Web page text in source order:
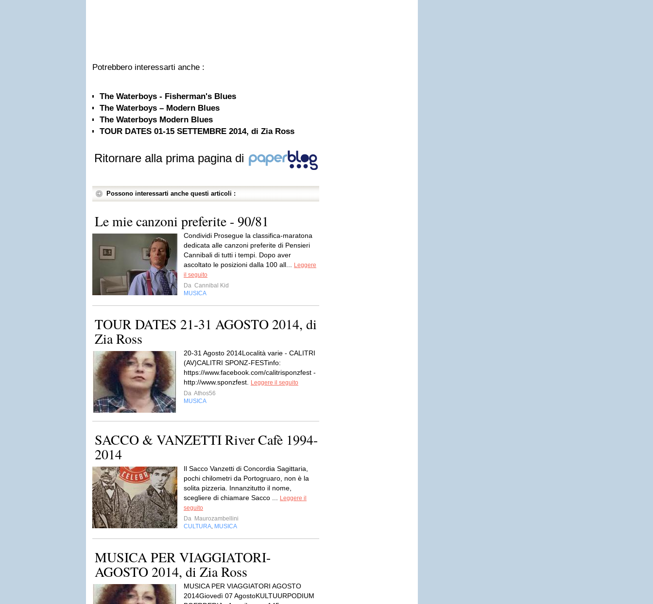
Potrebbero interessarti anche :
The Waterboys - Fisherman's Blues
The Waterboys – Modern Blues
The Waterboys Modern Blues
TOUR DATES 01-15 SETTEMBRE 2014, di Zia Ross
Ritornare alla prima pagina di
Possono interessarti anche questi articoli :
Le mie canzoni preferite - 90/81
Condividi Prosegue la classifica-maratona
dedicata alle canzoni preferite di Pensieri
Cannibali di tutti i tempi. Dopo aver
ascoltato le posizioni dalla 100 all...
Leggere
il seguito
Da Cannibal Kid
MUSICA
TOUR DATES 21-31 AGOSTO 2014, di
Zia Ross
20-31 Agosto 2014Località varie - CALITRI
(AV)CALITRI SPONZ-FESTinfo:
https://www.facebook.com/calitrisponzfest -
http://www.sponzfest.
Leggere il seguito
Da Athos56
MUSICA
SACCO & VANZETTI River Cafè 1994-
2014
Il Sacco Vanzetti di Concordia Sagittaria,
pochi chilometri da Portogruaro, non è la
solita pizzeria. Innanzitutto il nome,
scegliere di chiamare Sacco ...
Leggere il
seguito
Da Maurozambellini
CULTURA MUSICA
MUSICA PER VIAGGIATORI-
AGOSTO 2014, di Zia Ross
MUSICA PER VIAGGIATORI AGOSTO
2014Giovedì 07 AgostoKULTUURPODIUM